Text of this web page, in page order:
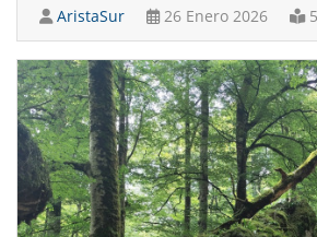
AristaSur 26 Enero 2026